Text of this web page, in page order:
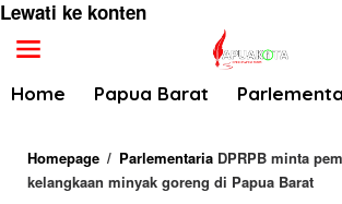
Lewati ke konten
Home Papua Barat
Homepage / Parlementaria DPRPB minta
kelangkaan minyak goreng di Papua Barat